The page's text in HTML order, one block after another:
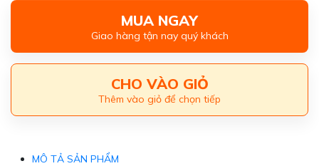
MUA NGAY
Giao hàng tận nay quý khách
CHO VÀO GIỎ
Thêm vào giỏ để chọn tiếp
MÔ TẢ SẢN PHẨM